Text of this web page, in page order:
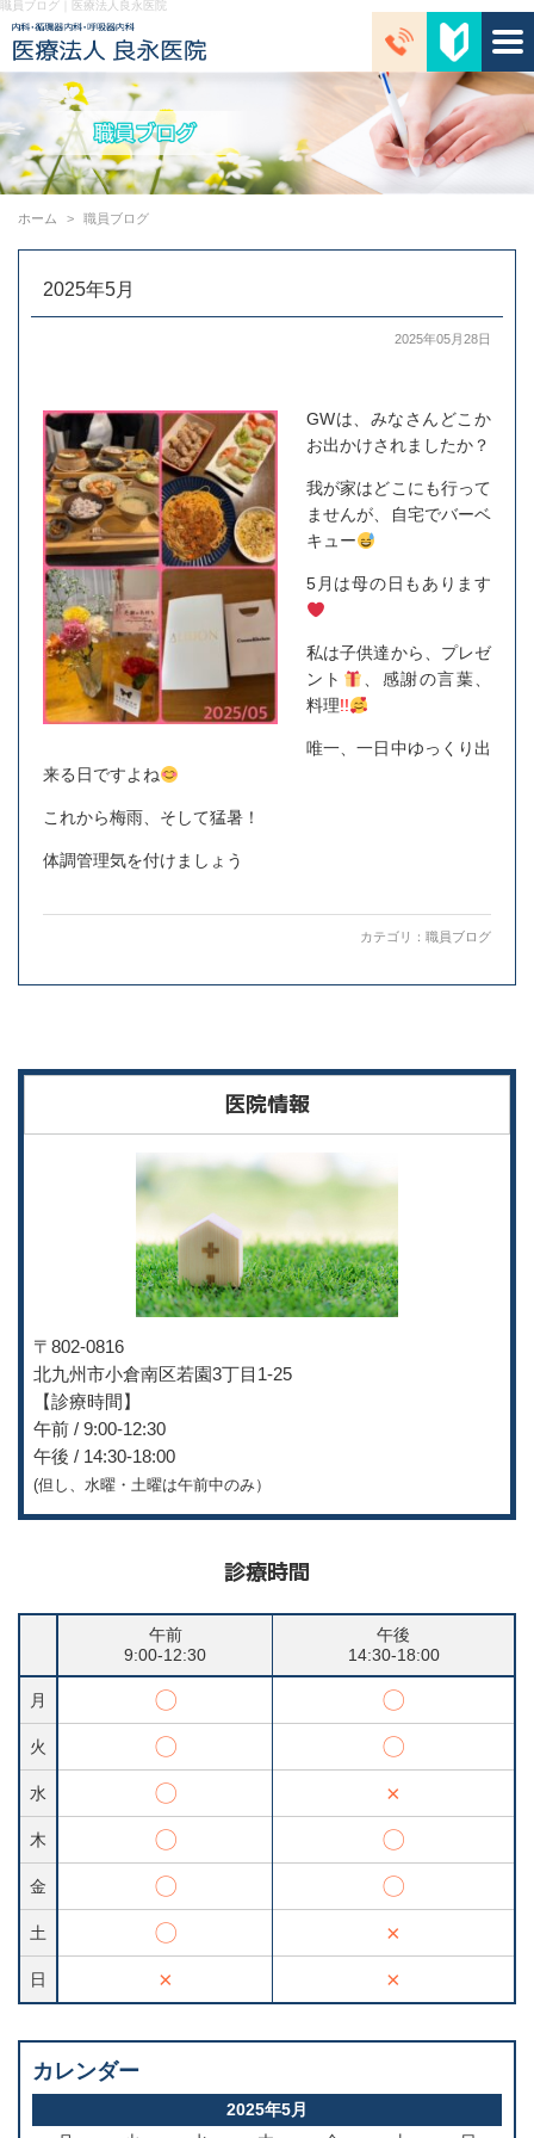
職員ブログ｜医療法人良永医院
ホーム 職員ブログ
2025年5月
2025年05月28日
GWは、みなさんどこか
お出かけされましたか？
我が家はどこにも行って
ませんが、自宅でバーベ
キュー
5月は母の日もあります
私は子供達から、プレゼ
ント
、感謝の言葉、
料理!!
唯一、一日中ゆっくり出
来る日ですよね
これから梅雨、そして猛暑！
体調管理気を付けましょう
カテゴリ： 職員ブログ
医院情報
〒802-0816
北九州市小倉南区若園3丁目 1-25
【診療時間】
午前 / 9:00-12:30
午後 / 14:30-18:00
(但し、水曜・土曜は午前中のみ）
診療時間
午前
9:00-12:30
午後
14:30-18:00
月 〇 〇
火 〇 〇
水 〇 ×
木 〇 〇
金 〇 〇
土 〇 ×
日 × ×
カレンダー
2025年5月